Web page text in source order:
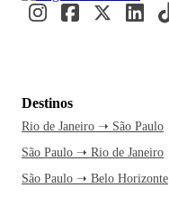
Destinos
Rio de Janeiro ➝ São Paulo
São Paulo ➝ Rio de Janeiro
São Paulo ➝ Belo Horizonte